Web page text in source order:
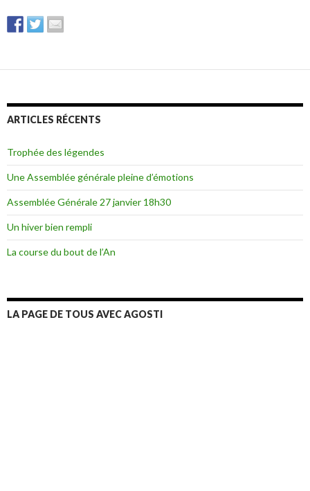
ARTICLES RÉCENTS
Trophée des légendes
Une Assemblée générale pleine d’émotions
Assemblée Générale 27 janvier 18h30
Un hiver bien rempli
La course du bout de l’An
LA PAGE DE TOUS AVEC AGOSTI